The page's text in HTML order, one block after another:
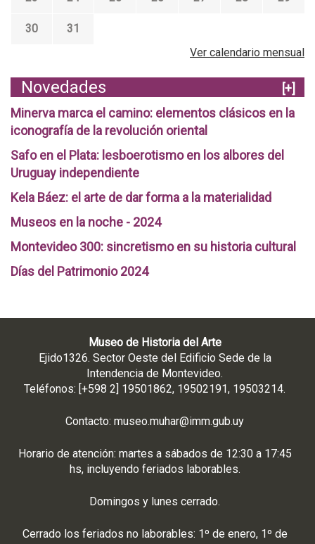
30
31
Ver calendario mensual
Novedades
[+]
Minerva marca el camino: elementos clásicos en la
iconografía de la revolución oriental
Safo en el Plata: lesboerotismo en los albores del
Uruguay independiente
Kela Báez: el arte de dar forma a la materialidad
Museos en la noche - 2024
Montevideo 300: sincretismo en su historia cultural
Días del Patrimonio 2024
Museo de Historia del Arte
Ejido1326. Sector Oeste del Edificio Sede de la
Intendencia de Montevideo.
Teléfonos: [+598 2] 19501862, 19502191, 19503214.
Contacto: museo.muhar@imm.gub.uy
Horario de atención: martes a sábados de 12:30 a 17:45
hs, incluyendo feriados laborables.
Domingos y lunes cerrado.
Cerrado los feriados no laborables: 1º de enero, 1º de